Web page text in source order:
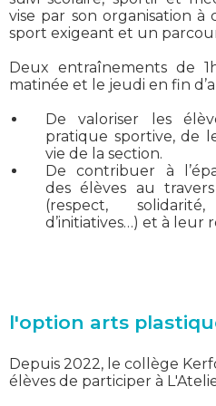
vise par son organisation à
sport exigeant et un
Deux entraînements de
matinée et le jeudi en fin
De valoriser les
pratique sportive, de
vie de la section.
De contribuer à
des élèves au
(respect,
d’initiatives…) et à leur
l'option arts
Depuis 2022, le collège
élèves de participer à